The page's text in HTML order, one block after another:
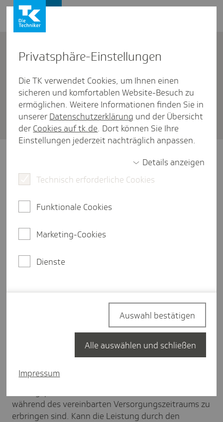
Kontakt
Welche Sicher­heits­leis­tungen
sind erfor­der­lich?
Personengruppen / Beitritt zu Hilfsmittelverträgen
Für die Abgabe und Belieferung bestimmter
Hilfsmittel sind Sicherheitsleistungen
erforderlich.
Treten Sie direkt über die TK bei, benötigen wir für
Versorgungspauschale
schicken Sie uns diese bitte zusammen mit Ihrer
Sicherheitsleistungen sind erforderlich, wenn Sie
Hilfsmittel abgeben, die mit einer
Versorgungspauschale von der TK vergütet werden.
Mit der Zahlung einer Versorgungspauschale
werden von der TK Leistungen vergütet, die vom
während des vereinbarten Versorgungszeitraums zu
erbringen sind. Kann die Leistung durch den
Privat­sphäre-Einstel­lungen
Die TK verwendet Cookies, um Ihnen einen
sicheren und komfortablen Website-Besuch zu
ermöglichen. Weitere Informationen finden Sie in
unserer Datenschutzerklärung und der Übersicht
der Cookies auf tk.de. Dort können Sie Ihre
Einstellungen jederzeit nachträglich anpassen.
Details anzeigen
Technisch erforderliche Cookies
Funktionale Cookies
Marketing-Cookies
Dienste
Impressum
Auswahl bestätigen
Alle auswählen und schließen